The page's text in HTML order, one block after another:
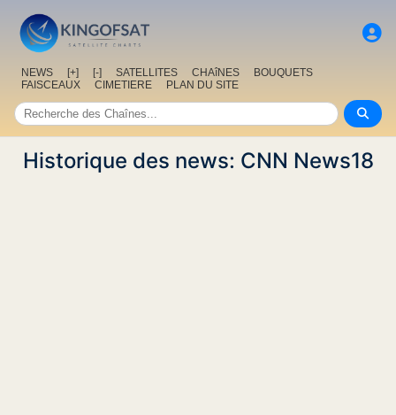
NEWS [+] [-] SATELLITES CHAîNES
BOUQUETS
FAISCEAUX
CIMETIERE PLAN DU SITE
Historique des news: CNN News18